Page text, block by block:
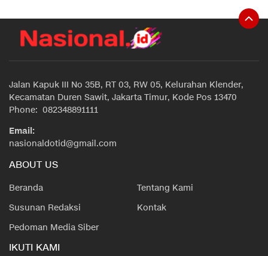
Jalan Kapuk III No 35B, RT 03, RW 05, Kelurahan Klender,
Kecamatan Duren Sawit, Jakarta Timur, Kode Pos 13470
Phone: 082348891111
Email:
nasionaldotid@gmail.com
ABOUT US
Beranda
Tentang Kami
Susunan Redaksi
Kontak
Pedoman Media Siber
IKUTI KAMI